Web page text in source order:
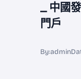
_ 中國
門戶
By:admin